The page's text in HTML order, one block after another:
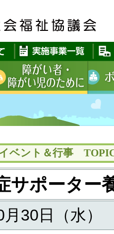
ベント＆行事
サポーター
30日（水）